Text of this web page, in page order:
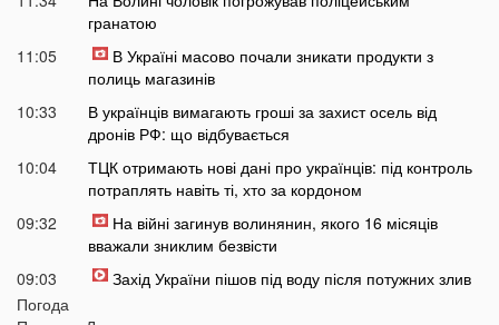
гранатою
11:05
В Україні масово почали зникати продукти з
полиць магазинів
10:33
В українців вимагають гроші за захист осель від
дронів РФ: що відбувається
10:04
ТЦК отримають нові дані про українців: під контроль
потраплять навіть ті, хто за кордоном
09:32
На війні загинув волинянин, якого 16 місяців
вважали зниклим безвісти
09:03
Захід України пішов під воду після потужних злив
08:50
Погода